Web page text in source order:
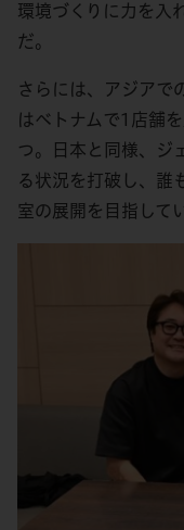
環境づくりに力を入
だ。
さらには、アジアで
はベトナムで1店舗
つ。日本と同様、ジ
る状況を打破し、誰
室の展開を目指して